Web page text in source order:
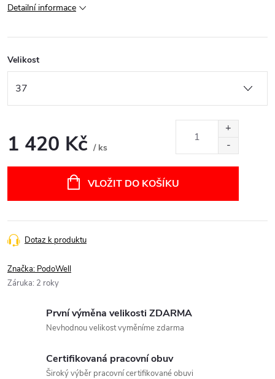
Detailní informace
Velikost
1 420 Kč / ks
VLOŽIT DO KOŠÍKU
Dotaz k produktu
Značka: PodoWell
Záruka: 2 roky
První výměna velikosti ZDARMA
Nevhodnou velikost vyměníme zdarma
Certifikovaná pracovní obuv
Široký výběr pracovní certifikované obuvi